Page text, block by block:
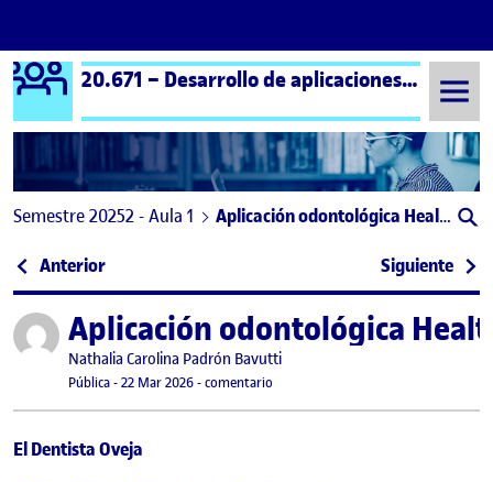
Saltar al contenido
Logo Ágora 20.671 – Desarrollo de aplicaciones interactivas – Aula 1
Semestre 20252 - Aula 1 Aplicación odontológica Healthysmile- «El dentista oveja»
Navegación de entradas
Anterior: Reto 2. Desktop App – Interacción con cámara
Siguiente:
Publicado porAplicación odontológica
Publicado por
Nathalia Carolina Padrón Bavutti
Visibilidad:
Pública-Fecha de publicación
22 Mar 202623 marzo, 2026 9:32 am
-comentario
El Dentista Oveja